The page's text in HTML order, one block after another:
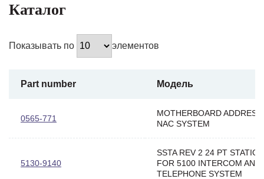
Каталог
Показывать по элементов
Part number Модель
0565-771
MOTHERBOARD
NAC SYSTEM
5130-9140
SSTA REV 2 24 PT
FOR 5100 INTERCOM AND
TELEPHONE SYSTEM